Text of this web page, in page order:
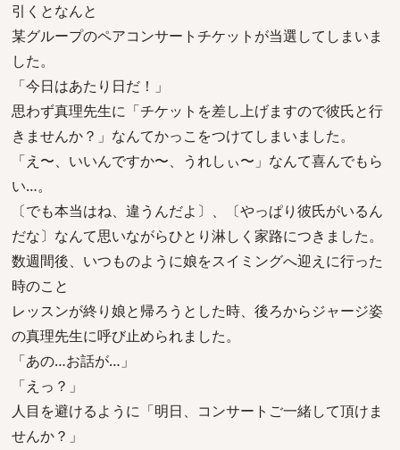
引くとなんと
某グループのペアコンサートチケットが当選してしまいま
した。
「今日はあたり日だ！」
思わず真理先生に「チケットを差し上げますので彼氏と行
きませんか？」なんてかっこをつけてしまいました。
「え〜、いいんですか〜、うれしぃ〜」なんて喜んでもら
い…。
〔でも本当はね、違うんだよ〕、〔やっぱり彼氏がいるん
だな〕なんて思いながらひとり淋しく家路につきました。
数週間後、いつものように娘をスイミングへ迎えに行った
時のこと
レッスンが終り娘と帰ろうとした時、後ろからジャージ姿
の真理先生に呼び止められました。
「あの…お話が…」
「えっ？」
人目を避けるように「明日、コンサートご一緒して頂けま
せんか？」